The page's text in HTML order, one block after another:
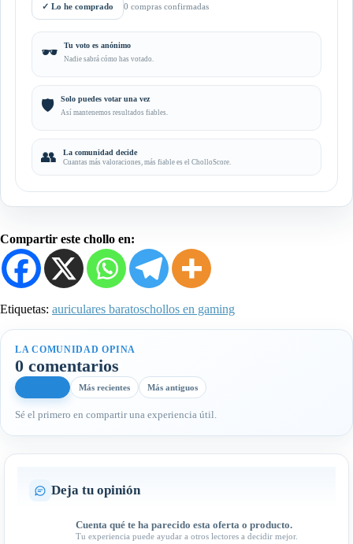
✓ Lo he comprado 0 compras confirmadas
🕶️ Tu voto es anónimo
Nadie sabrá cómo has votado.
🛡️ Solo puedes votar una vez
Así mantenemos resultados fiables.
👥 La comunidad decide
Cuantas más valoraciones, más fiable es el CholloScore.
Compartir este chollo en:
Etiquetas: auriculares baratoschollos en gaming
LA COMUNIDAD OPINA
0 comentarios
Más recientes Más antiguos
Sé el primero en compartir una experiencia útil.
Deja tu opinión
Cuenta qué te ha parecido esta oferta o producto.
Tu experiencia puede ayudar a otros lectores a decidir mejor.